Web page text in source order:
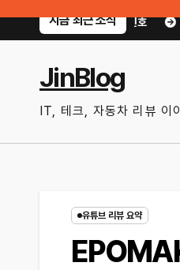
지금 최근 소식커넥티드카 해킹 막는
JinBlog
IT, 테크, 자동차 리뷰 이
유튜브 리뷰 요약